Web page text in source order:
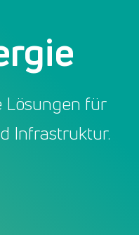
Lösungen für
Infrastruktur.